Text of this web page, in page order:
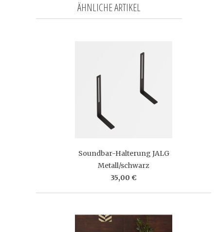
ÄHNLICHE ARTIKEL
Soundbar-Halterung JALG
Metall/schwarz
35,00 €